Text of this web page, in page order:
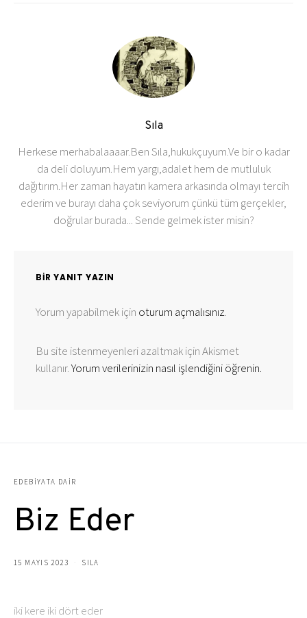
Sıla
Herkese merhabalaaaar.Ben Sıla,hukukçuyum.Ve bir o kadar
da deli doluyum.Hem yargı,adalet hem de mutluluk
dağıtırım.Her zaman hayatın kamera arkasında olmayı tercih
ederim ve burayı daha çok seviyorum çünkü tüm gerçekler,
doğrular burada... Sende gelmek ister misin?
BIR YANIT YAZIN
Yorum yapabilmek için oturum açmalısınız.
Bu site istenmeyenleri azaltmak için Akismet
kullanır.Yorum verilerinizin nasıl işlendiğini öğrenin.
EDEBIYATA DAIR
Biz Eder
15 MAYIS 2023 SILA
iki kere iki dört eder